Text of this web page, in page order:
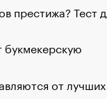
престижа? Тест
от лучших